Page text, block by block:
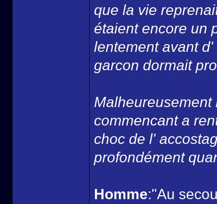
que la vie
étaient encore un
lentement avant
garcon dormait
commencant a
choc de l'
profondément
Homme:"Au